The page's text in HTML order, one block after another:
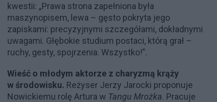
kwestii: „Prawa strona zapełniona była
maszynopisem, lewa – gęsto pokryta jego
zapiskami: precyzyjnymi szczegółami, dokładnymi
uwagami. Głębokie studium postaci, którą grał –
ruchy, gesty, spojrzenia. Wszystko!”.
Wieść o młodym aktorze z charyzmą krąży
w środowisku. Reżyser Jerzy Jarocki proponuje
Nowickiemu rolę Artura w Tangu Mrożka. Pracuje